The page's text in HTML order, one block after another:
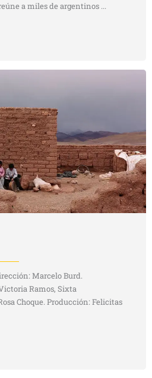
a miles de argentinos ...
Marcelo Burd.
Ramos, Sixta
Choque. Producción: Felicitas